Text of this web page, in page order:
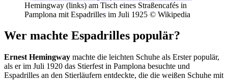
Hemingway (links) am Tisch eines Straßencafés in
Pamplona mit Espadrilles im Juli 1925 © Wikipedia
Wer machte Espadrilles populär?
Ernest Hemingway machte die leichten Schuhe als Erster populär,
als er im Juli 1920 das Stierfest in Pamplona besuchte und
Espadrilles an den Stierläufern entdeckte, die die weißen Schuhe mit